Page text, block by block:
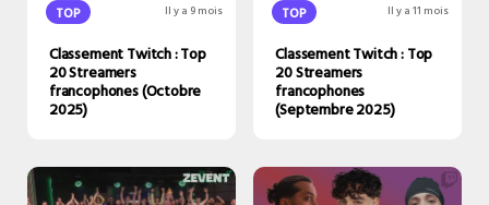
TOP Il y a 9 mois
Classement Twitch : Top
20 Streamers
francophones (Octobre
2025)
TOP Il y a 11 mois
Classement Twitch : Top
20 Streamers
francophones
(Septembre 2025)